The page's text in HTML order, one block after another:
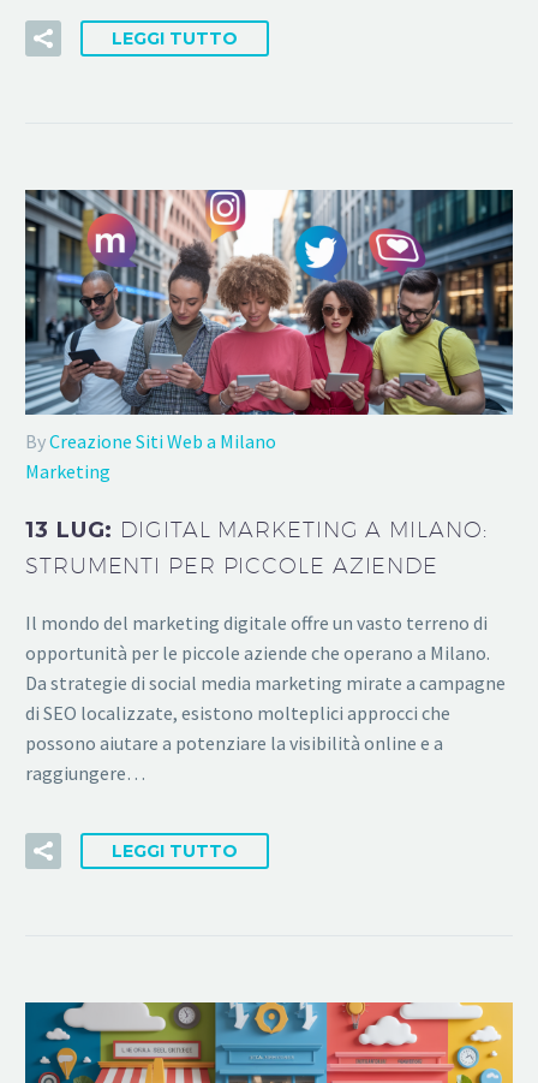
LEGGI TUTTO
ByCreazione Siti Web a Milano
Marketing
13 LUG: DIGITAL MARKETING A MILANO:
STRUMENTI PER PICCOLE AZIENDE
Il mondo del marketing digitale offre un vasto terreno di
opportunità per le piccole aziende che operano a Milano.
Da strategie di social media marketing mirate a campagne
di SEO localizzate, esistono molteplici approcci che
possono aiutare a potenziare la visibilità online e a
raggiungere…
LEGGI TUTTO